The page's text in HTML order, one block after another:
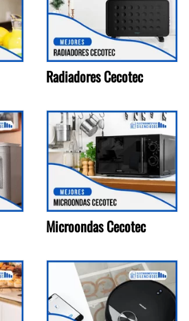
Radiadores Cecotec
Microondas Cecotec